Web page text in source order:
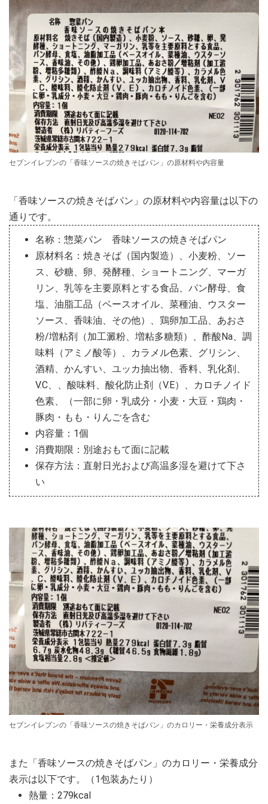
セブンイレブンの「香味ソースの焼きそばパン」の原材料や内容量
「香味ソースの焼きそばパン」の原材料や内容量は以下の
通りです。
名称：惣菜パン 香味ソースの焼きそばパン
原材料名：焼きそば（国内製造）、小麦粉、ソー
ス、砂糖、卵、発酵種、ショートニング、マーガ
リン、乳等を主要原料とする食品、パン酵母、食
塩、油脂工品（ベースオイル、菜種油、ウスター
ソース、香味油、その他）、鶏卵加工品、あおさ
粉/増粘剤（加工澱粉、増粘多糖類）、酢酸Na、調
味料（アミノ酸等）、カラメル色素、グリシン、
酒精、かんすい、ユッカ抽出物、香料、乳化剤、
V.C、、酸味料、酸化防止剤（V.E）、カロチノイド
色素、（一部に卵・乳成分・小麦・大豆・鶏肉・
豚肉・もも・りんごを含む
内容量：1個
消費期限：別途おもて面に記載
保存方法：直射日光および高温多湿を避けて下さ
い
セブンイレブンの「香味ソースの焼きそばパン」のカロリー・栄養成分表示
また「香味ソースの焼きそばパン」のカロリー・栄養成分
表示は以下です。（1包装あたり）
熱量：279kcal